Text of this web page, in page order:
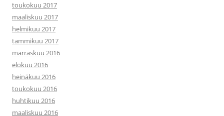
toukokuu 2017
maaliskuu 2017
helmikuu 2017
tammikuu 2017
marraskuu 2016
elokuu 2016
heinäkuu 2016
toukokuu 2016
huhtikuu 2016
maaliskuu 2016